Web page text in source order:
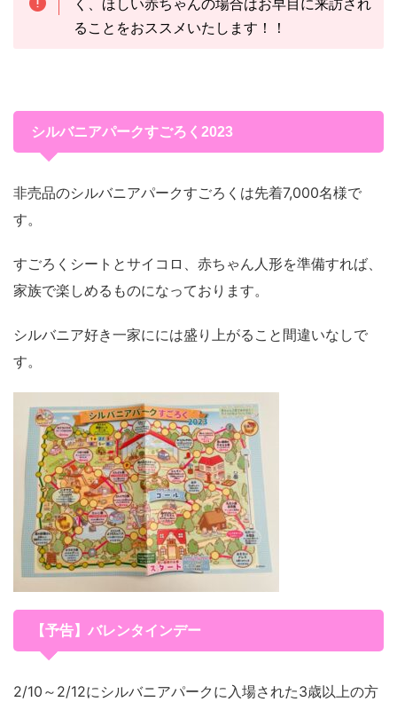
く、ほしい赤ちゃんの場合はお早目に来訪され
ることをおススメいたします！！
シルバニアパークすごろく2023
非売品のシルバニアパークすごろくは先着7,000名様で
す。
すごろくシートとサイコロ、赤ちゃん人形を準備すれば、
家族で楽しめるものになっております。
シルバニア好き一家にには盛り上がること間違いなしで
す。
【予告】バレンタインデー
2/10～2/12にシルバニアパークに入場された3歳以上の方